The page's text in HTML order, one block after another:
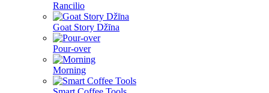
Rancilio
Goat Story Džīna
Pour-over
Morning